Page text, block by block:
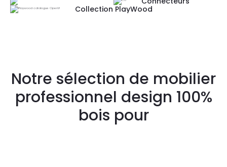
FrancaisCollection PlayWood
Notre sélection de mobilier
professionnel design 100%
bois pour